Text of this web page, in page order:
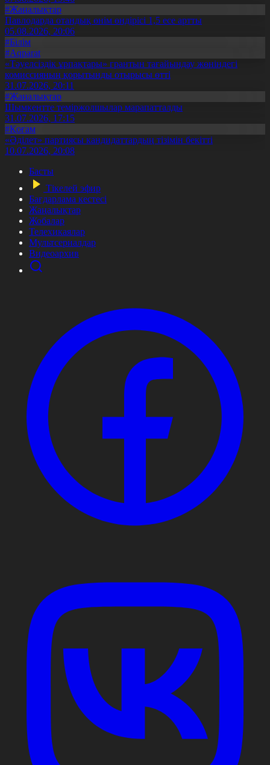
#Жаңалықтар
Павлодарда отандық өнім өндірісі 1,5 есе артты
05.08.2026, 20:06
#Білім
#Aqparat
«Тәуелсіздік ұрпақтары» грантын тағайындау жөніндегі
комиссияның қорытынды отырысы өтті
31.07.2026, 20:11
#Жаңалықтар
Шымкентте теміржолшылар марапатталды
31.07.2026, 17:15
#Қоғам
«Әділет» партиясы кандидаттардың тізімін бекітті
10.07.2026, 20:08
Басты
Тікелей эфир
Бағдарлама кестесі
Жаңалықтар
Жобалар
Телехикаялар
Мультсериалдар
Видеоархив